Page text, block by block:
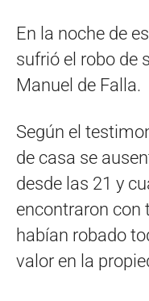
En la noche de
sufrió el robo de
Manuel de Falla.
Según el
de casa se
desde las 21 y
encontraron con
habían robado
valor en la